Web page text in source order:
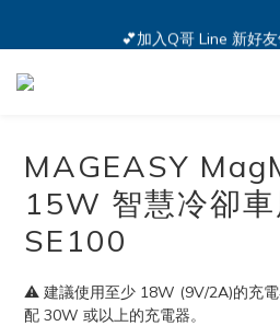
🔥iPhone 17 全系列熱
MAGEASY
15W 智慧冷卻
SE100
⚠️ 建議使用至少 18W (9V/2A)的充
配 30W 或以上的充電器。